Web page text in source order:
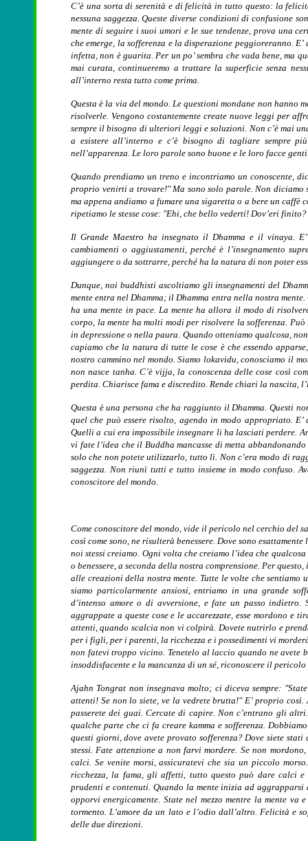
C’è una sorta di serenità e di felicità in tutto questo: la
nessuna saggezza. Queste diverse condizioni di confusione
mente di seguire i suoi umori e le sue tendenze, prova una
che emerge, la sofferenza e la disperazione peggioreranno.
infetta, non è guarita. Per un po’ sembra che vada bene, ma
mai curata, continueremo a trattare la superficie senza
all’interno resta tutto come prima.
Questa è la via del mondo. Le questioni mondane non
risolverle. Vengono costantemente create nuove leggi per
sempre il bisogno di ulteriori leggi e soluzioni. Non c’è mai
a esistere all’interno e c’è bisogno di tagliare sempre
nell’apparenza. Le loro parole sono buone e le loro facce
Quando prendiamo un treno e incontriamo un conoscente,
proprio venirti a trovare!" Ma sono solo parole. Non diciamo
ma appena andiamo a fumare una sigaretta o a bere un
ripetiamo le stesse cose: "Ehi, che bello vederti! Dov’eri
Il Grande Maestro ha insegnato il Dhamma e il vinaya.
cambiamenti o aggiustamenti, perché è l’insegnamento
aggiungere o da sottrarre, perché ha la natura di non poter
Dunque, noi buddhisti ascoltiamo gli insegnamenti del
mente entra nel Dhamma; il Dhamma entra nella nostra
ha una mente in pace. La mente ha allora il modo di
corpo, la mente ha molti modi per risolvere la sofferenza.
in depressione o nella paura. Quando otteniamo qualcosa,
capiamo che la natura di tutte le cose è che essendo
nostro cammino nel mondo. Siamo lokavidu, conosciamo il
non nasce tanha. C’è vijja, la conoscenza delle cose così
perdita. Chiarisce fama e discredito. Rende chiari la nascita,
Questa è una persona che ha raggiunto il Dhamma. Questi
quel che può essere risolto, agendo in modo appropriato.
Quelli a cui era impossibile insegnare li ha lasciati perdere.
vi fate l’idea che il Buddha mancasse di metta
solo che non potete utilizzarlo, tutto lì. Non c’era modo di
saggezza. Non riunì tutti e tutto insieme in modo confuso.
conoscitore del mondo.
Come conoscitore del mondo, vide il pericolo nel cerchio del
così come sono, ne risulterà benessere. Dove sono
noi stessi creiamo. Ogni volta che creiamo l’idea che
o benessere, a seconda della nostra comprensione. Per
alle creazioni della nostra mente. Tutte le volte che sentiamo
siamo particolarmente ansiosi, entriamo in una grande
d’intenso amore o di avversione, e fate un passo
aggrappate a queste cose e le accarezzate, esse mordono e
attenti, quando scalcia non vi colpirà. Dovete nutrirlo e
per i figli, per i parenti, la ricchezza e i possedimenti vi
non fatevi troppo vicino. Tenetelo al laccio quando ne avete
insoddisfacente e la mancanza di un sé, riconoscere il
Ajahn Tongrat non insegnava molto; ci diceva sempre:
attenti! Se non lo siete, ve la vedrete brutta!" E’ proprio così.
passerete dei guai. Cercate di capire. Non c’entrano gli
qualche parte che ci fa creare kamma e sofferenza.
questi giorni, dove avete provato sofferenza? Dove siete
stessi. Fate attenzione a non farvi mordere. Se non
calci. Se venite morsi, assicuratevi che sia un piccolo
ricchezza, la fama, gli affetti, tutto questo può dare calci e
prudenti e contenuti. Quando la mente inizia ad aggrapparsi
opporvi energicamente. State nel mezzo mentre la mente
tormento. L’amore da un lato e l’odio dall’altro. Felicità e
delle due direzioni.